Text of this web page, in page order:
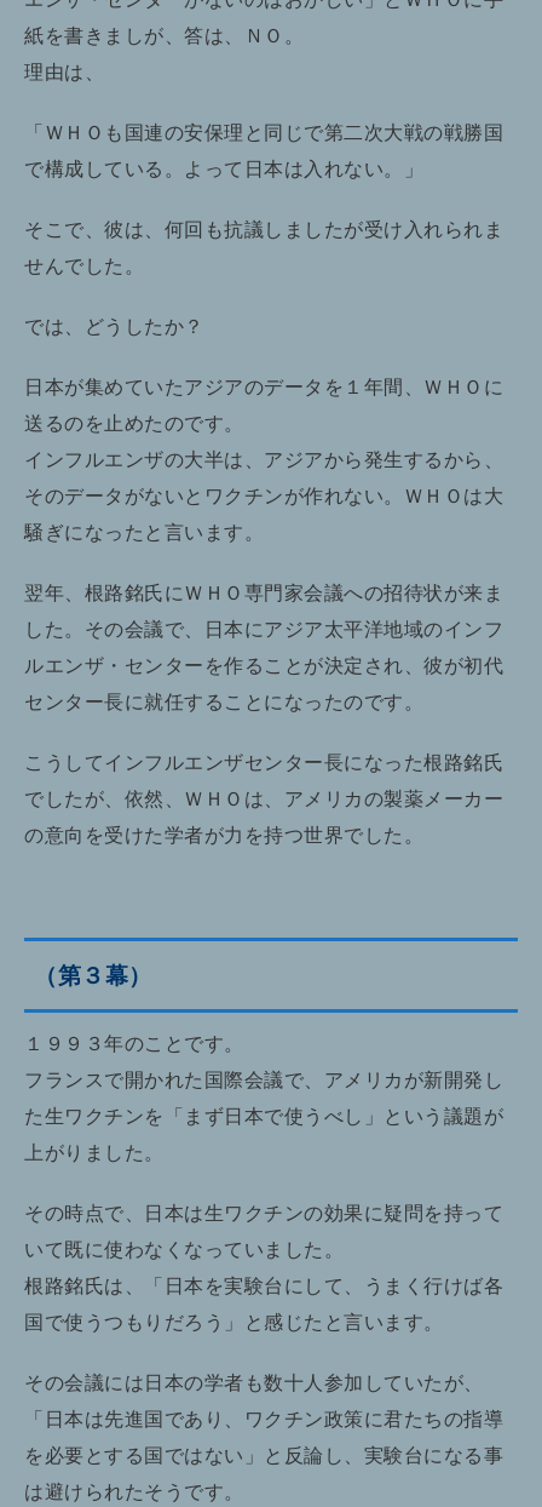
紙を書きましが、答は、ＮＯ。
理由は、
「ＷＨＯも国連の安保理と同じで第二次大戦の戦勝国
で構成している。よって日本は入れない。」
そこで、彼は、何回も抗議しましたが受け入れられま
せんでした。
では、どうしたか？
日本が集めていたアジアのデータを１年間、ＷＨＯに
送るのを止めたのです。
インフルエンザの大半は、アジアから発生するから、
そのデータがないとワクチンが作れない。ＷＨＯは大
騒ぎになったと言います。
翌年、根路銘氏にＷＨＯ専門家会議への招待状が来ま
した。その会議で、日本にアジア太平洋地域のインフ
ルエンザ・センターを作ることが決定され、彼が初代
センター長に就任することになったのです。
こうしてインフルエンザセンター長になった根路銘氏
でしたが、依然、ＷＨＯは、アメリカの製薬メーカー
の意向を受けた学者が力を持つ世界でした。
（第３幕）
１９９３年のことです。
フランスで開かれた国際会議で、アメリカが新開発し
た生ワクチンを「まず日本で使うべし」という議題が
上がりました。
その時点で、日本は生ワクチンの効果に疑問を持って
いて既に使わなくなっていました。
根路銘氏は、「日本を実験台にして、うまく行けば各
国で使うつもりだろう」と感じたと言います。
その会議には日本の学者も数十人参加していたが、
「日本は先進国であり、ワクチン政策に君たちの指導
を必要とする国ではない」と反論し、実験台になる事
は避けられたそうです。